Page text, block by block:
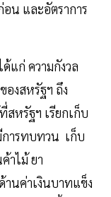
น และอัตราการ
แก่ ความกังวล
องสหรัฐฯ ถึง
สหรัฐฯ เรียกเก็บ
การทบทวน เก็บ
าไม้ ยา
นค่าเงินบาทแข็ง